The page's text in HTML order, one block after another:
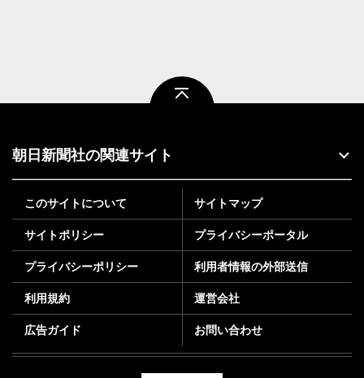
朝日新聞社の関連サイト
このサイトについて サイトマップ
サイトポリシー プライバシーポータル
プライバシーポリシー 利用者情報の外部送信
利用規約 運営会社
広告ガイド お問い合わせ